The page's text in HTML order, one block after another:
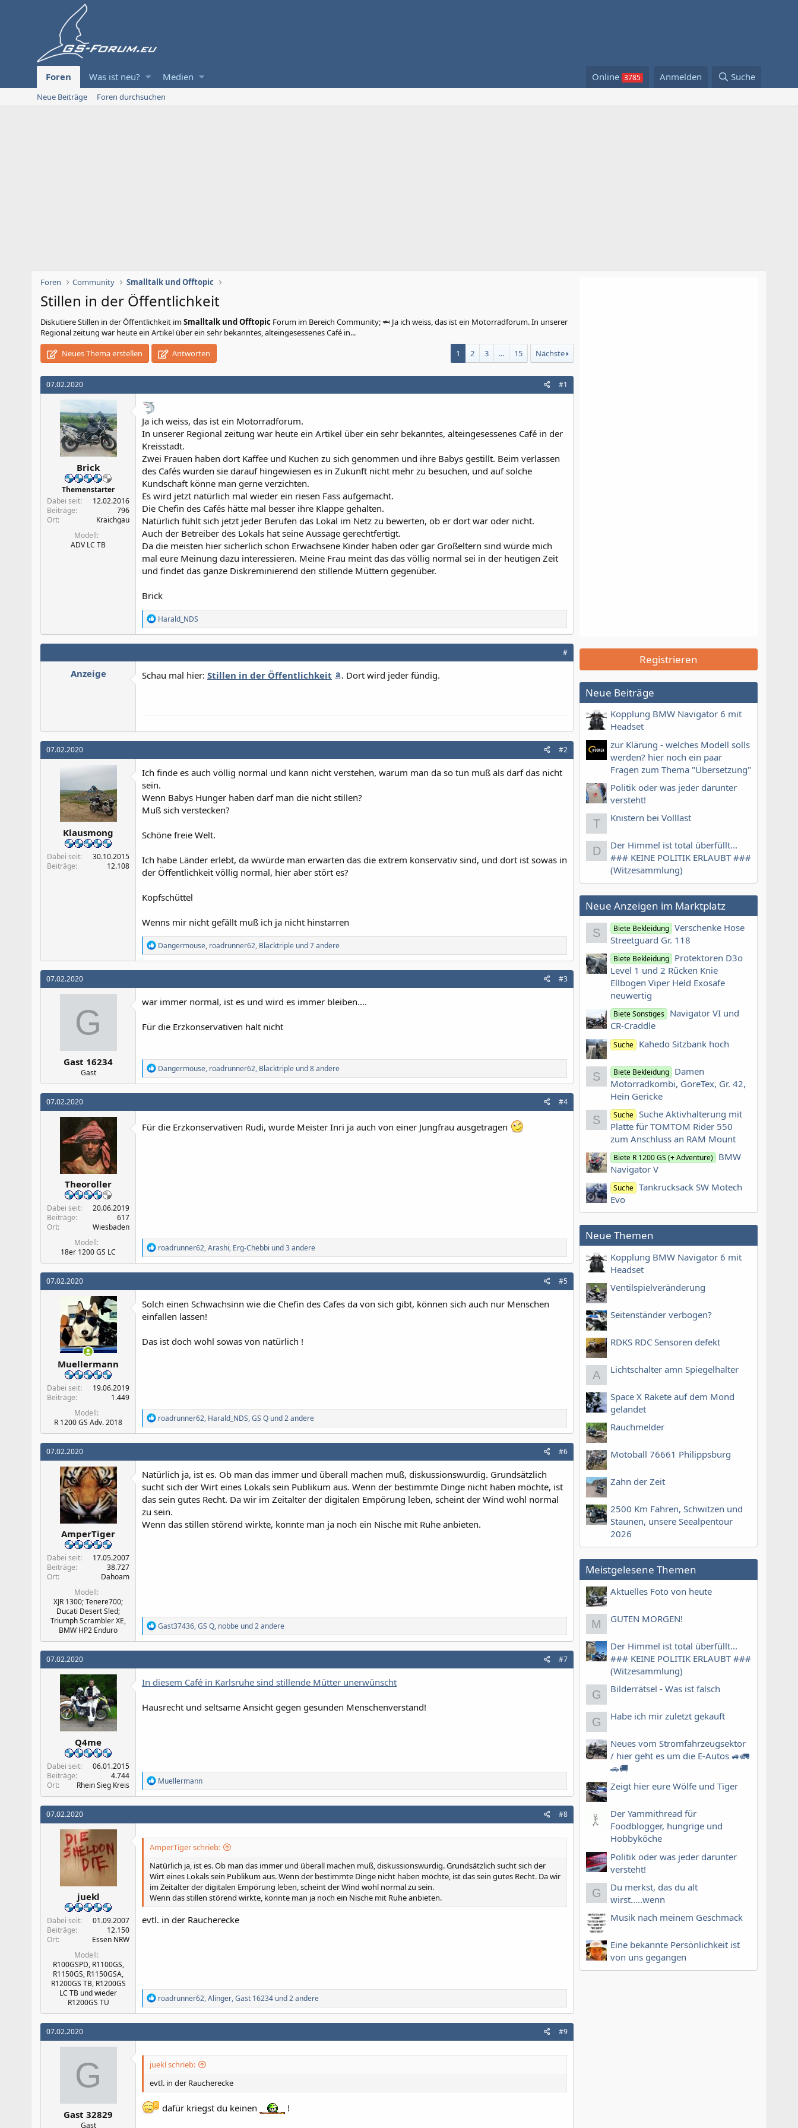
Foren Was ist neu? Medien Online Anmelden Suche
Neue Beiträge Foren durchsuchen
Foren Community Smalltalk und Offtopic
Stillen in der Öffentlichkeit
DiskutiereStillen in der Öffentlichkeit imSmalltalk und Offtopic Forum im Bereich Community; 🦈 Ja ich weiss, das ist ein Motorradforum. In unserer
Regional zeitung war heute ein Artikel über ein sehr bekanntes, alteingesessenes Café in...
Neues Thema erstellen
Antworten 1 2 3 ... 15 Nächste
07.02.2020 #1
Brick
Themenstarter
Dabei seit
12.02.2016
Beiträge
796
Ort
Kraichgau
Modell
ADV LC TB
Ja ich weiss, das ist ein Motorradforum.
In unserer Regional zeitung war heute ein Artikel über ein sehr bekanntes, alteingesessenes Café in der
Kreisstadt.
Zwei Frauen haben dort Kaffee und Kuchen zu sich genommen und ihre Babys gestillt. Beim verlassen
des Cafés wurden sie darauf hingewiesen es in Zukunft nicht mehr zu besuchen, und auf solche
Kundschaft könne man gerne verzichten.
Es wird jetzt natürlich mal wieder ein riesen Fass aufgemacht.
Die Chefin des Cafés hätte mal besser ihre Klappe gehalten.
Natürlich fühlt sich jetzt jeder Berufen das Lokal im Netz zu bewerten, ob er dort war oder nicht.
Auch der Betreiber des Lokals hat seine Aussage gerechtfertigt.
Da die meisten hier sicherlich schon Erwachsene Kinder haben oder gar Großeltern sind würde mich
mal eure Meinung dazu interessieren. Meine Frau meint das das völlig normal sei in der heutigen Zeit
und findet das ganze Diskreminierend den stillende Müttern gegenüber.
Brick
R
e
a
k
o
Harald_NDS
#
Anzeige Schau mal hier: Stillen in der Öffentlichkeit . Dort wird jeder fündig.
07.02.2020 #2
Klausmong
Dabei seit
30.10.2015
Beiträge
12.108
Ich finde es auch völlig normal und kann nicht verstehen, warum man da so tun muß als darf das nicht
sein.
Wenn Babys Hunger haben darf man die nicht stillen?
Muß sich verstecken?
Schöne freie Welt.
Ich habe Länder erlebt, da wwürde man erwarten das die extrem konservativ sind, und dort ist sowas in
der Öffentlichkeit völlig normal, hier aber stört es?
Kopfschüttel
Wenns mir nicht gefällt muß ich ja nicht hinstarren
R
e
a
k
o
n
Dangermouse, roadrunner62, Blacktriple und 7 andere
07.02.2020 #3
G
Gast 16234
Gast
war immer normal, ist es und wird es immer bleiben....
Für die Erzkonservativen halt nicht
R
e
a
k
o
n
Dangermouse, roadrunner62, Blacktriple und 8 andere
07.02.2020 #4
Theoroller
Dabei seit
20.06.2019
Beiträge
617
Ort
Wiesbaden
Modell
18er 1200 GS LC
Für die Erzkonservativen Rudi, wurde Meister Inri ja auch von einer Jungfrau ausgetragen
R
e
a
k
o
n
e
roadrunner62,Arashi, Erg-Chebbi und 3 andere
07.02.2020 #5
Muellermann
Dabei seit
19.06.2019
Beiträge
1.449
Modell
R 1200 GS Adv. 2018
Solch einen Schwachsinn wie die Chefin des Cafes da von sich gibt, können sich auch nur Menschen
einfallen lassen!
Das ist doch wohl sowas von natürlich !
R
e
a
k
o
n
e
n
:
roadrunner62, Harald_NDS,GS Q und 2 andere
07.02.2020 #6
AmperTiger
Dabei seit
17.05.2007
Beiträge
38.727
Ort
Dahoam
Modell
XJR 1300; Tenere700;
Ducati Desert Sled;
Triumph Scrambler XE,
BMW HP2 Enduro
Natürlich ja, ist es. Ob man das immer und überall machen muß, diskussionswurdig. Grundsätzlich
sucht sich der Wirt eines Lokals sein Publikum aus. Wenn der bestimmte Dinge nicht haben möchte, ist
das sein gutes Recht. Da wir im Zeitalter der digitalen Empörung leben, scheint der Wind wohl normal
zu sein.
Wenn das stillen störend wirkte, konnte man ja noch ein Nische mit Ruhe anbieten.
R
e
a
k
o
n
Gast37436,GS Q, nobbe und 2 andere
07.02.2020 #7
Q4me
Dabei seit
06.01.2015
Beiträge
4.744
Ort
Rhein Sieg Kreis
In diesem Café in Karlsruhe sind stillende Mütter unerwünscht
Hausrecht und seltsame Ansicht gegen gesunden Menschenverstand!
R
e
a
k
n
n
:
Muellermann
07.02.2020 #8
juekl
Dabei seit
01.09.2007
Beiträge
12.150
Ort
Essen NRW
Modell
R100GSPD, R1100GS,
R1150GS, R1150GSA,
R1200GS TB, R1200GS
LC TB und wieder
R1200GS TÜ
AmperTiger schrieb:
Natürlich ja, ist es. Ob man das immer und überall machen muß, diskussionswurdig. Grundsätzlich sucht sich der
Wirt eines Lokals sein Publikum aus. Wenn der bestimmte Dinge nicht haben möchte, ist das sein gutes Recht. Da wir
im Zeitalter der digitalen Empörung leben, scheint der Wind wohl normal zu sein.
Wenn das stillen störend wirkte, konnte man ja noch ein Nische mit Ruhe anbieten.
evtl. in der Raucherecke
R
e
a
k
n
n
roadrunner62,Alinger,Gast 16234 und 2 andere
07.02.2020 #9
G
Gast 32829
Gast
juekl schrieb:
evtl. in der Raucherecke
dafür kriegst du keinen !
Registrieren
Neue Beiträge
Kopplung BMW Navigator 6 mit
Headset
zur Klärung - welches Modell solls
werden? hier noch ein paar
Fragen zum Thema "Übersetzung"
Politik oder was jeder darunter
versteht!
T Knistern bei Volllast
D
Der Himmel ist total überfüllt...
### KEINE POLITIK ERLAUBT ###
(Witzesammlung)
Neue Anzeigen im Marktplatz
S Biete Bekleidung Verschenke Hose
Streetguard Gr. 118
Biete Bekleidung Protektoren D3o
Level 1 und 2 Rücken Knie
Ellbogen Viper Held Exosafe
neuwertig
Biete Sonstiges Navigator VI und
CR-Craddle
Suche Kahedo Sitzbank hoch
S Biete Bekleidung Damen
Motorradkombi, GoreTex, Gr. 42,
Hein Gericke
S Suche Suche Aktivhalterung mit
Platte für TOMTOM Rider 550
zum Anschluss an RAM Mount
Biete R 1200 GS (+ Adventure) BMW
Navigator V
Suche Tankrucksack SW Motech
Evo
Neue Themen
Kopplung BMW Navigator 6 mit
Headset
Ventilspielveränderung
Seitenständer verbogen?
RDKS RDC Sensoren defekt
A Lichtschalter amn Spiegelhalter
Space X Rakete auf dem Mond
gelandet
Rauchmelder
Motoball 76661 Philippsburg
Zahn der Zeit
2500 Km Fahren, Schwitzen und
Staunen, unsere Seealpentour
2026
Meistgelesene Themen
Aktuelles Foto von heute
M GUTEN MORGEN!
Der Himmel ist total überfüllt...
### KEINE POLITIK ERLAUBT ###
(Witzesammlung)
G Bilderrätsel - Was ist falsch
G Habe ich mir zuletzt gekauft
Neues vom Stromfahrzeugsektor
/ hier geht es um die E-Autos 🚙🚛
🚗🚚
Zeigt hier eure Wölfe und Tiger
Der Yammithread für
Foodblogger, hungrige und
Hobbyköche
Politik oder was jeder darunter
versteht!
G
Du merkst, das du alt
wirst.....wenn
Musik nach meinem Geschmack
Eine bekannte Persönlichkeit ist
von uns gegangen